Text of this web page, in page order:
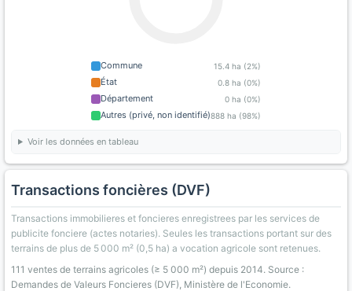
Commune 15.4 ha (2%)
État 0.8 ha (0%)
Département 0 ha (0%)
Autres (privé, non identifié)888 ha (98%)
Voir les données en tableau
Transactions foncières (DVF)
Transactions immobilieres et foncieres enregistrees par les services de
publicite fonciere (actes notaries). Seules les transactions portant sur des
terrains de plus de 5 000 m² (0,5 ha) a vocation agricole sont retenues.
111 ventes de terrains agricoles (≥ 5 000 m²) depuis 2014. Source :
Demandes de Valeurs Foncieres (DVF), Ministère de l'Economie.